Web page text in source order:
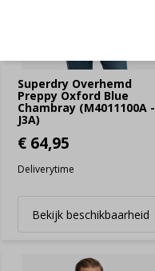
Superdry Overhemd
Preppy Oxford Blue
Chambray (M4011100A -
J3A)
€ 64,95
Deliverytime
Bekijk beschikbaarheid